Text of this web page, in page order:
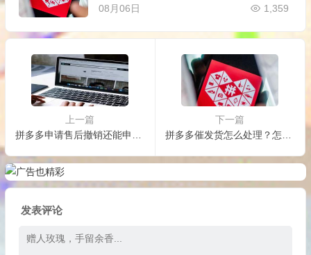
08月06日 1,359
上一篇
下一篇
发表评论